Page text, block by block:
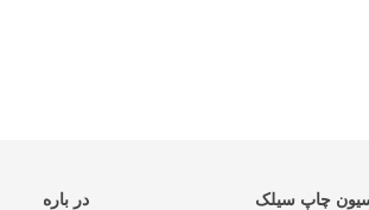
در باره چاپ سیلک